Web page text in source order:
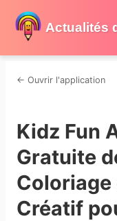
Actualités
← Ouvrir l'application
Kidz Fun
Gratuite
Créatif